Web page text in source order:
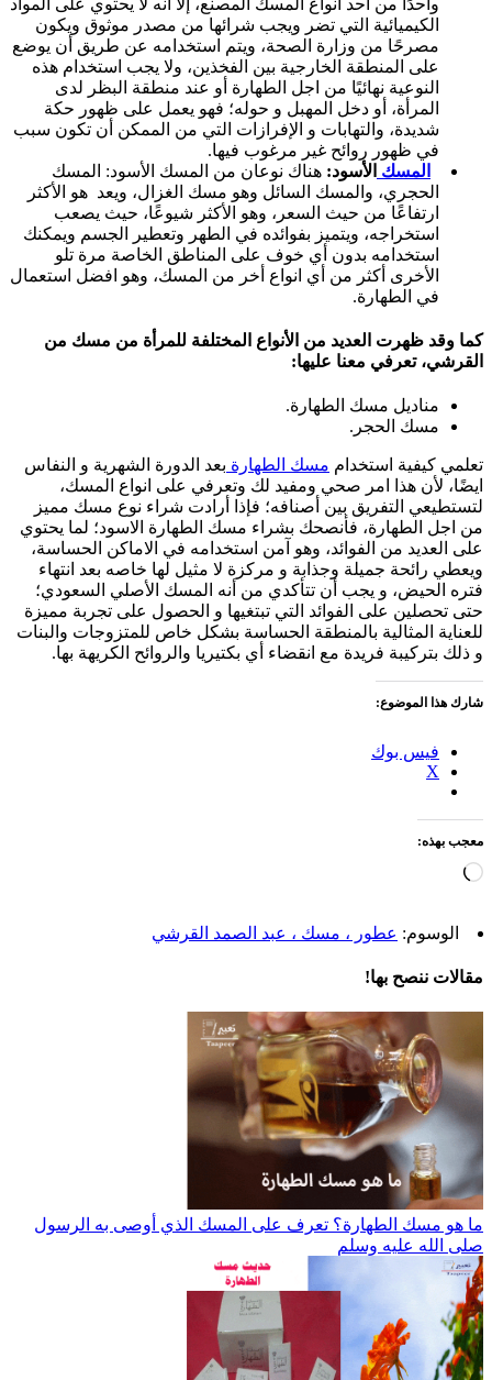
الكيميائية التي تضر ويجب شرائها من مصدر موثوق ويكون
مصرحًا من وزارة الصحة، ويتم استخدامه عن طريق أن يوضع
على المنطقة الخارجية بين الفخذين، ولا يجب استخدام هذه
النوعية نهائيًا من اجل الطهارة أو عند منطقة البظر لدى
المرأة، أو دخل المهبل و حوله؛ فهو يعمل على ظهور حكة
شديدة، والتهابات و الإفرازات التي من الممكن أن تكون سبب
في ظهور روائح غير مرغوب فيها.
المسك الأسود: هناك نوعان من المسك الأسود: المسك
الحجري، والمسك السائل وهو مسك الغزال، ويعد هو الأكثر
ارتفاعًا من حيث السعر، وهو الأكثر شيوعًا، حيث يصعب
استخراجه، ويتميز بفوائده في الطهر وتعطير الجسم ويمكنك
استخدامه بدون أي خوف على المناطق الخاصة مرة تلو
الأخرى أكثر من أي انواع أخر من المسك، وهو افضل استعمال
في الطهارة.
كما وقد ظهرت العديد من الأنواع المختلفة للمرأة من مسك من
القرشي، تعرفي معنا عليها:
مناديل مسك الطهارة.
مسك الحجر.
تعلمي كيفية استخدام مسك الطهارة بعد الدورة الشهرية و النفاس
ايضًا، لأن هذا امر صحي ومفيد لك وتعرفي على انواع المسك،
لتستطيعي التفريق بين أصنافه؛ فإذا أرادت شراء نوع مسك مميز
من اجل الطهارة، فأنصحك بشراء مسك الطهارة الاسود؛ لما يحتوي
على العديد من الفوائد، وهو آمن استخدامه في الاماكن الحساسة،
ويعطي رائحة جميلة وجذابة و مركزة لا مثيل لها خاصه بعد انتهاء
فتره الحيض، و يجب أن تتأكدي من أنه المسك الأصلي السعودي؛
حتى تحصلين على الفوائد التي تبتغيها و الحصول على تجربة مميزة
للعناية المثالية بالمنطقة الحساسة بشكل خاص للمتزوجات والبنات
و ذلك بتركيبة فريدة مع انقضاء أي بكتيريا والروائح الكريهة بها.
شارك هذا الموضوع:
فيس بوك
X
معجب بهذه:
جاري
الوسوم: عطور ، مسك ، عبد الصمد القرشي
مقالات ننصح بها!
ما هو مسك الطهارة؟ تعرف على المسك الذي أوصى به الرسول
صلى الله عليه وسلم